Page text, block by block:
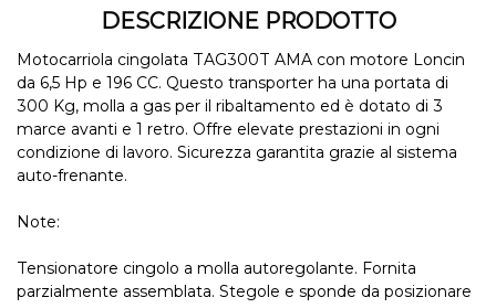
DESCRIZIONE PRODOTTO
Motocarriola cingolata TAG300T AMA con motore Loncin
da 6,5 Hp e 196 CC. Questo transporter ha una portata di
300 Kg, molla a gas per il ribaltamento ed è dotato di 3
marce avanti e 1 retro. Offre elevate prestazioni in ogni
condizione di lavoro. Sicurezza garantita grazie al sistema
auto-frenante.
Note:
Tensionatore cingolo a molla autoregolante. Fornita
parzialmente assemblata. Stegole e sponde da posizionare